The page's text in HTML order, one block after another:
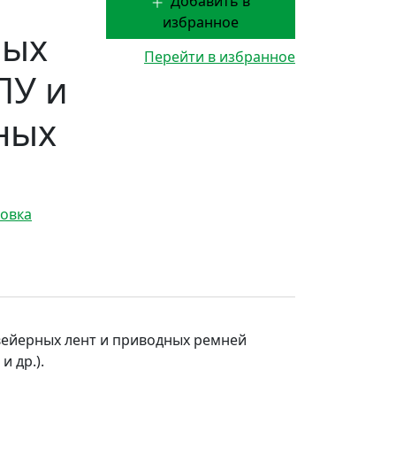
и
избранное
Перейти в избранное
лент и приводных ремней
др.).